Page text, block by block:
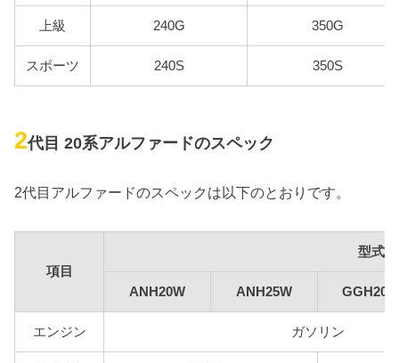
上級 240G 350G
スポーツ 240S 350S
2代目 20系アルファードのスペック
2代目アルファードのスペックは以下のとおりです。
項目
型式
ANH20W ANH25W
エンジン ガソリン